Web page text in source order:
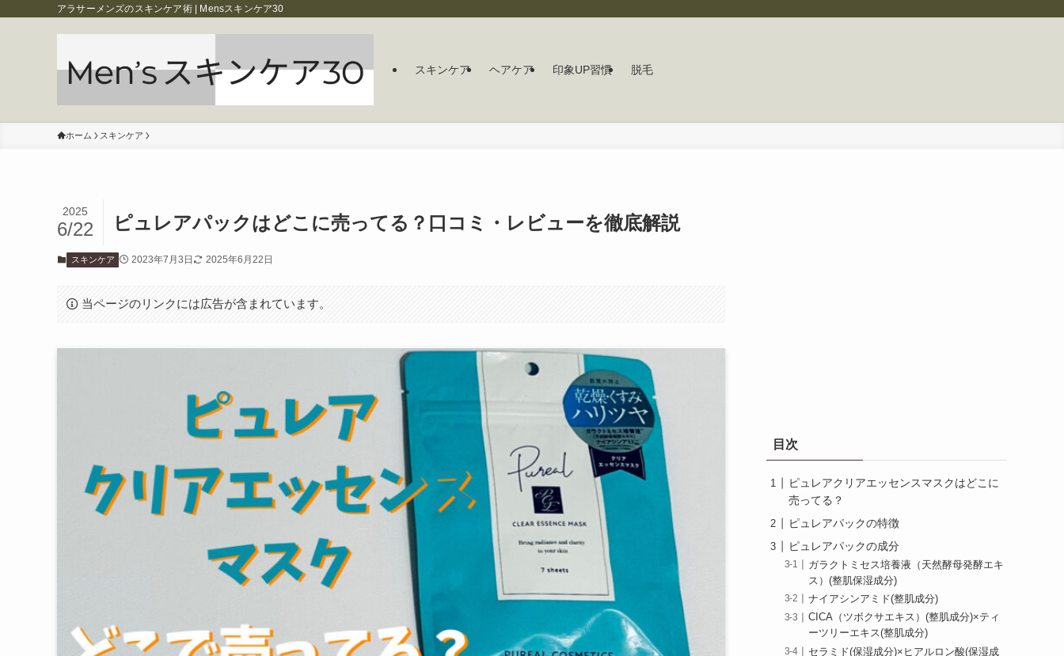
アラサーメンズのスキンケア術 | Mensスキンケア30
スキンケア ヘアケア 印象UP習慣 脱毛
ホーム スキンケア
ピュレアパックはどこに売ってる？口コミ・レビューを徹底解説
2025
6/22
スキンケア 2023年7月3日 2025年6月22日
当ページのリンクには広告が含まれています。
目次
ピュレアクリアエッセンスマスクはどこに
売ってる？
ピュレアパックの特徴
ピュレアパックの成分
ガラクトミセス培養液（天然酵母発酵エキ
ス）(整肌保湿成分)
ナイアシンアミド(整肌成分)
CICA（ツボクサエキス）(整肌成分)×ティ
ーツリーエキス(整肌成分)
セラミド(保湿成分)×ヒアルロン酸(保湿成